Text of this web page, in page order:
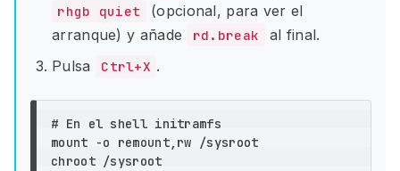
rhgb quiet
(opcional, para ver el
arranque) y añade
rd.break
al final.
Pulsa
Ctrl+X .
# En el shell initramfs
mount
-o
chroot /sysroot